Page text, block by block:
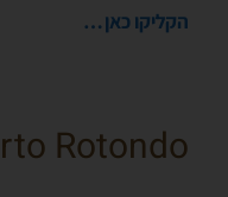
הקליקו כאן…
Rotondo